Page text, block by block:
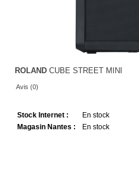
ROLAND CUBE STREET MINI
Avis (0)
Stock Internet :
En stock
Magasin Nantes :
En stock